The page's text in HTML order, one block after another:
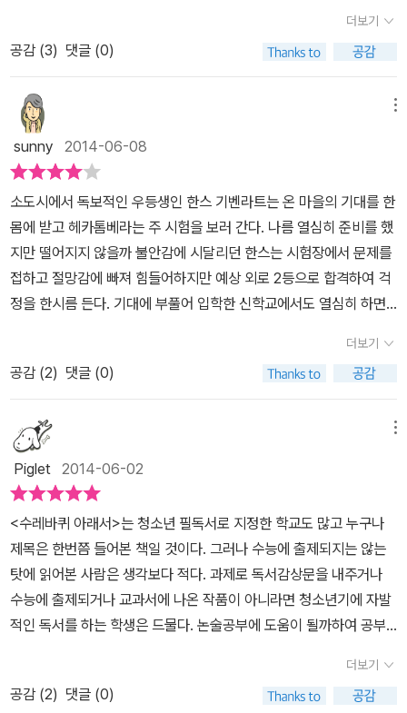
어? 우리가 배우는 고전은 모두 사기야!”-104～105쪽 자기만의 생
으로 한스의 단조로운 일상에 변화가 생긴다. 한스는 학교에서 배우
는 모든 것에 대해 하일너와 자기가 얼마나 다르게 생각하고 받아들
이는지 알고 깜짝 놀란다. 이제껏 한 번도 건드려지지 않은 마음속 한
되찾아오고, 하일너에게 끌리는 마음만큼 공부에 뒤처질까봐 전전긍
긍한다. 그리고 곧 사건 하나가 터졌다. 하일너가 동료 루키우스와 싸
움이 붙어 학교로부터 감금형 처벌을 받은 것이다. 기숙사 교장선생
에게 문제아로 낙인찍힌 하일너 곁에 이제 아무도 가지 않는다. 한스
는 친구에 대한 도리와 이기심 사이에서 갈등하다 결국 이기심에 굴
복하고 만다. 이로써 한스와 하일너는 서로에게서 멀어진다. 4년 동
안의 신학교 생활을 무사히 마치면 그 앞에 어떤 길이 펼쳐질지는 모
는다. 2시에 오후 첫 수업이 시작되었는데도 나타나지 않는 힌딩거를
두고 지각을 한다 생각한 선생은 4시가 되도록 강의실에 들어오지 않
는 소년을 보고 그제서야 찾아 나선다. 뻣뻣하게 굳은 소년의 시신이
발견되고, 아이들은 그 뒤를 따르는데, 우연히 한스는 하일너와 나란
히 걷게 된다. 한스는 뭐라 설명할 수 없는 깊은 아픔을 느끼며 자기도
모르게 친구의 손을 잡지만, 하일너는 모욕을 당한 것처럼 손을 빼내
고는 다른 자리로 간다. 이제야 분명히 깨달았다. 세상에는 결코 잊을
수 없고 아무리 후회해도 되돌릴 수 없는 죄악과 잘못이 있다는 사실
을. 이제 한스는 저기 들것 위에 작은 재단사의 아들이 누워 있는 것이
른 세상으로 가져가려 하고 있다는 느낌을 받았다. 성적이나 시험, 성
공에 따라 사람을 판단하는 것이 아니라 오직 양심의 순수함과 불결
를 자랑거리라 생각하는 속물 엄마로 변해버린 나를 발견한 것이
다. 한스가 바란 것은 많은 것이 아니였다. 헤엄을 치고 잠수를 하고
행복을 느끼는 평범한 아이다. 시험에 합격하면 뭐든 들어준다는 아
버지의 말에 낚시를 하고 싶다는 소박한 바람을 이야기할 정도이다.
이제는 낚시하는 법조차 까맣게 잊고 공부에 전념해야 하는 것이다.
한스였던 내가 이제는 한스가 좋아하는 낚시조차 하지 못하게 하고
키우던 토끼도 치워버리는 어른이 되어버린 것이다. 이 책을 읽으면
서 화가 나는 부분은 학교에서 한스가 받는 대우였다. 우등생이였던
한스는 모든 선생님에게 주목을 받으며 사랑을 받았다. 공부와 멀어
지면서 한스는 문제아 취급을 받으며 이제는 학교 내에서 따가운 눈
총을 받는 천덕꾸러기가 되어버린 것이다. 아이들의 다양함을 인정하
찬가지라는 생각에 우울해지기도 한다. 이러한 현실에 발맞춰 나가
지 못하는 나와 우리 아이들은 여전히 한스와 같은 대접을 받으며 살
아갈수 밖에 없다는 것이 마음이 아프다. '한스가 이렇게 된 데는 저
양반들 탓도 큽니다.' - 본문 258쪽 한스의 장례식에서 구두장이가
한스의 아버지에게 한 이 말이 가슴에 꽂힌다. 누구 탓을 할수는 없을
것이다. 선택은 한스가 한 것이다. 하지만 그 선택을 하기까지의 과정
에는 우리들이 있었다는 것은 간과할수 없다. 누구탓을 하는 것은 아
니지만 결국 우리에게도 책임이 있다는 것이다. 어떤 아이가 그런 선
택을 했을때의 결과를 놓고 이야기할 것이 아니라 그 과정에 있는 많
은 사람들이 함께 고민하고 생각해야 하는 것이다. 그렇다면 한스는
아직도 우리곁에 남아있지 않았을까하는 생각이 든다.
게 이 책을 읽힐 요량으로 책을 신청했다. 그러나, 안타깝게도 전국 모
의고사를 치루고, 기말고사를 코 앞에 둔 상황에 이 책을 받아들고 보
니, 책을 읽어보라고 권할 엄두가 나지를 않는다. 어린 시절에 재미없
게 읽은 책일지라도 이제는 제법 성장도 했고, 성장소설을 가볍게 읽
어 줄 만한 처지가 되었다고는 생각되지만 말이다. 시험의 압박이란
ㅠㅠㅠ~ 게다가 시험 기간이 아닌 때는 소위 '수행평가'라는 것이 아
이들에게 커다란 압박으로 작용하고 있기에, '책 읽을 시간 없어!'라는
푸념이 너무나도 자연스럽게 느껴지기도 한다.이 소설의 주인공인 한
스 기벤라트라는 소년은 마을 사람들의 기대와 격려를 한 몸에 받으
면서 마울브론 신학교(헤르만 헤세 자신이 다녔던 신학교와 이름이
같다.)에 입학한다. 하지만 가족들의 기대가 끊임없는 압박으로 다가
오고, 그저 고루하기 만한 신학교의 종교적인 엄숙주의로 인해서 한
스는 점차 마음의 병이 깊어져만 간다. 급기야 소년 한스는 신경쇠약
증에 걸리게 되고 결국에는 학교에서 쫓겨나게 되고만다. 그리고, 떠
면서 읽었던 책인데 그 때 디게 재미없었다... 1877년 독일 남부도시
칼브에서 선교사의 아들로 태어난 헤르만 헤세가 14세에 명문인 마
울브론 기숙 신학교에 입학하지만 1년만에 부적응과 신경쇠약 발병
으로 중퇴하는 자전적인 경험을 토대로 씌여진 성장소설이다. 그래도
노벨문학상 수상작가가 쓴 작품이어서 그런가 예술성은 있는 작품이
다. 그리고 묘사하는 장면을 보면 정말 아름답게, 세밀하게 잘 묘사한
것 같다.예를 들면, '물고기들이 움직일 때마다 흰색과 갈색, 녹색과
은색, 옅은 황금색과 청색, 그리고 다른 여러 색깔들이 비늘과 지느러
다~데카 소장님이 말씀하시기를 이 책을 다섯 번까지 보면 정말 재미
있다고 하시는데, 그 말이 별로 믿음이 가지 않는다. 다섯 번은 고사
더보기
공감 (3) 댓글 (0)
sunny 2014-06-08
소도시에서 독보적인 우등생인 한스 기벤라트는 온 마을의 기대를 한
몸에 받고 헤카톰베라는 주 시험을 보러 간다. 나름 열심히 준비를 했
지만 떨어지지 않을까 불안감에 시달리던 한스는 시험장에서 문제를
접하고 절망감에 빠져 힘들어하지만 예상 외로 2등으로 합격하여 걱
정을 한시름 든다. 기대에 부풀어 입학한 신학교에서도 열심히 하면
엇나가기 시작하는데...노벨문학상 수상작가인 헤르만 헤세의 작품
은 '데미안'을 읽어봤는데 한 마디로 성장소설의 전형이라 할 수 있었
다. 이 책도 데미안과 유사한 설정과 내용이 전개되는데 오직 성적지
상주의에 매몰되어 다른 가치들은 모르고 살았던 한스가 또 다른 세
상에 눈을 뜨게 되면서 겪는 고뇌와 갈등을 그리고 있다. 한스는 속칭
전형적인 모범생이라 할 수 있었다. 오직 공부밖에 모르고 신학교 진
학만이 삶의 목적인 그는 왠지 우리의 대다수 학생들의 모습을 보는
것 같았다. 자신이 뭘 원하는지는 모른 채 오직 부모와 주변 사람들이
원하는 걸 자신이 원하는 것으로 착각하고 맹목적인 삶을 살아가는
학생들이 여전히 많은 현실을 보면 이 책 속의 한스와 같은 비극적인
결과가 생기지 않을지 심히 걱정된다. 나도 저런 시절이 있었으니 남
의 일같지 않았는데 차라리 그냥 이게 내 운명이니 하고 받아들이고
살았으면 그래도 그렇게 처참하게 망가지진 않았을 텐데 하는 생각도
들었다. 각지에서 선발된 최고 수재들만 모여 경쟁을 벌이는 신학교
더보기
공감 (2) 댓글 (0)
Piglet 2014-06-02
<수레바퀴 아래서>는 청소년 필독서로 지정한 학교도 많고 누구나
제목은 한번쯤 들어본 책일 것이다. 그러나 수능에 출제되지는 않는
탓에 읽어본 사람은 생각보다 적다. 과제로 독서감상문을 내주거나
수능에 출제되거나 교과서에 나온 작품이 아니라면 청소년기에 자발
적인 독서를 하는 학생은 드물다. 논술공부에 도움이 될까하여 공부
중고등학생 때보다 초등학생 때 책을 훨씬 많이 읽었으며, 청소년기
때는 과제나 수능을 위한 독서 외에는 책을 읽은 기억이 거의 없다. 나
더보기
공감 (2) 댓글 (0)